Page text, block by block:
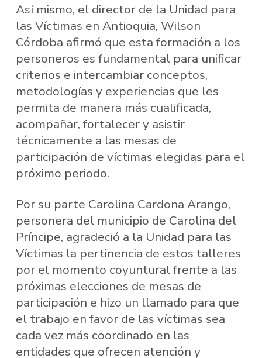
Así mismo, el director de la Unidad para
las Víctimas en Antioquia, Wilson
Córdoba afirmó que esta formación a los
personeros es fundamental para unificar
criterios e intercambiar conceptos,
metodologías y experiencias que les
permita de manera más cualificada,
acompañar, fortalecer y asistir
técnicamente a las mesas de
participación de víctimas elegidas para el
próximo periodo.
Por su parte Carolina Cardona Arango,
personera del municipio de Carolina del
Príncipe, agradeció a la Unidad para las
Víctimas la pertinencia de estos talleres
por el momento coyuntural frente a las
próximas elecciones de mesas de
participación e hizo un llamado para que
el trabajo en favor de las víctimas sea
cada vez más coordinado en las
entidades que ofrecen atención y